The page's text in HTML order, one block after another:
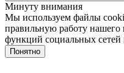
Минуту внимания
Мы используем файлы
правильную работу нашего
функций социальных сетей
Понятно